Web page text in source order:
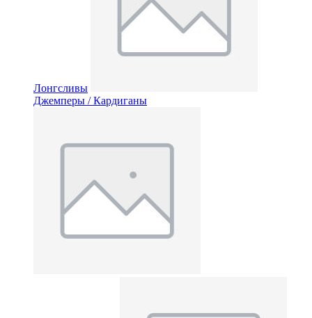
Лонгсливы
Джемперы / Кардиганы